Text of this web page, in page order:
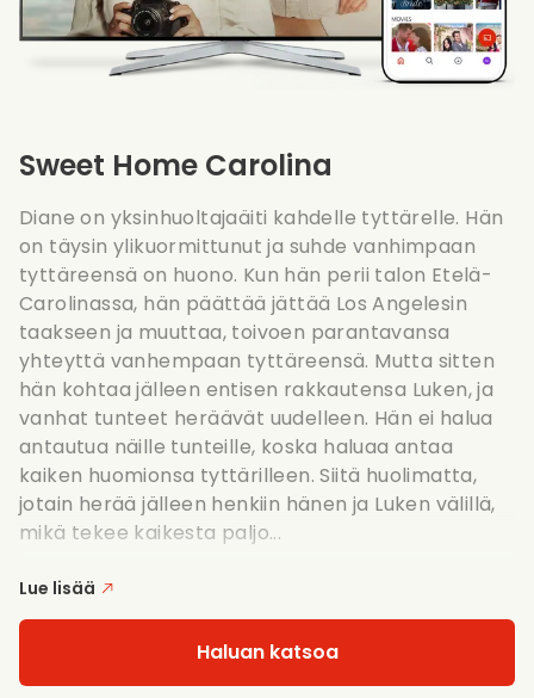
Sweet Home Carolina
Diane on yksinhuoltajaäiti kahdelle tyttärelle. Hän
on täysin ylikuormittunut ja suhde vanhimpaan
tyttäreensä on huono. Kun hän perii talon Etelä-
Carolinassa, hän päättää jättää Los Angelesin
taakseen ja muuttaa, toivoen parantavansa
yhteyttä vanhempaan tyttäreensä. Mutta sitten
hän kohtaa jälleen entisen rakkautensa Luken, ja
vanhat tunteet heräävät uudelleen. Hän ei halua
antautua näille tunteille, koska haluaa antaa
kaiken huomionsa tyttärilleen. Siitä huolimatta,
jotain herää jälleen henkiin hänen ja Luken välillä,
mikä tekee kaikesta paljo...
Lue lisää
Haluan katsoa